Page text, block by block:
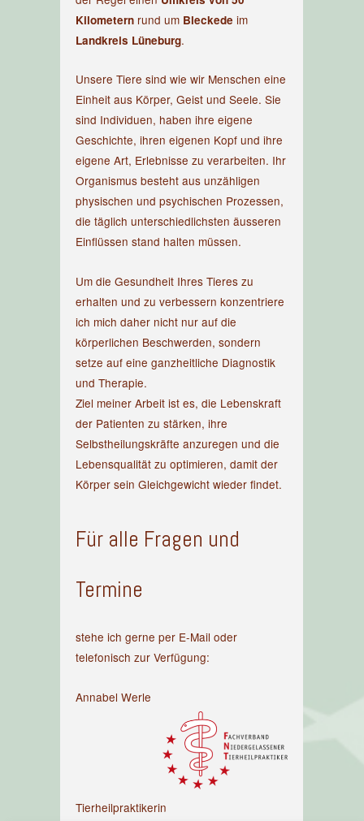
Kilometern rund um Bleckedeim
Landkreis Lüneburg.
Unsere Tiere sind wie wir Menschen eine
Einheit aus Körper, Geist und Seele. Sie
sind Individuen, haben ihre eigene
Geschichte, ihren eigenen Kopf und ihre
eigene Art, Erlebnisse zu verarbeiten. Ihr
Organismus besteht aus unzähligen
physischen und psychischen Prozessen,
die täglich unterschiedlichsten äusseren
Einflüssen stand halten müssen.
Um die Gesundheit Ihres Tieres zu
erhalten und zu verbessern konzentriere
ich mich daher nicht nur auf die
körperlichen Beschwerden, sondern
setze auf eine ganzheitliche Diagnostik
und Therapie.
Ziel meiner Arbeit ist es, die Lebenskraft
der Patienten zu stärken, ihre
Selbstheilungskräfte anzuregen und die
Lebensqualität zu optimieren, damit der
Körper sein Gleichgewicht wieder findet.
Für alle Fragen und
Termine
stehe ich gerne per E-Mail oder
telefonisch zur Verfügung:
Annabel Werle
Tierheilpraktikerin